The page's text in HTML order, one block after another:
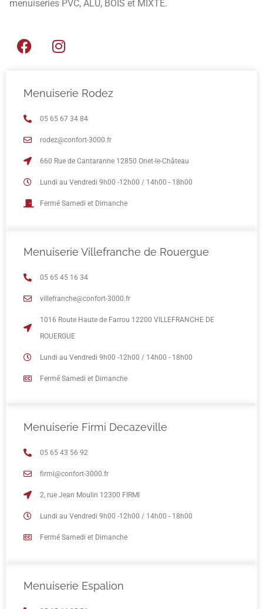
menuiseries PVC, ALU, BOIS et MIXTE.
Menuiserie Rodez
05 65 67 34 84
rodez@confort-3000.fr
660 Rue de Cantaranne 12850 Onet-le-Château
Lundi au Vendredi 9h00 -12h00 / 14h00 - 18h00
Fermé Samedi et Dimanche
Menuiserie Villefranche de Rouergue
05 65 45 16 34
villefranche@confort-3000.fr
1016 Route Haute de Farrou 12200 VILLEFRANCHE DE
ROUERGUE
Lundi au Vendredi 9h00 -12h00 / 14h00 - 18h00
Fermé Samedi et Dimanche
Menuiserie Firmi Decazeville
05 65 43 56 92
firmi@confort-3000.fr
2, rue Jean Moulin 12300 FIRMI
Lundi au Vendredi 9h00 -12h00 / 14h00 - 18h00
Fermé Samedi et Dimanche
Menuiserie Espalion